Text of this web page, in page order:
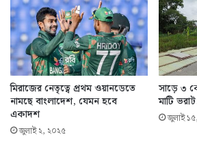
মিরাজের নেতৃত্বে প্রথম ওয়ানডেতে
নামছে বাংলাদেশ, যেমন হবে
একাদশ
জুলাই ২, ২০২৫
সাড়ে ৩
মাটি
জুলাই